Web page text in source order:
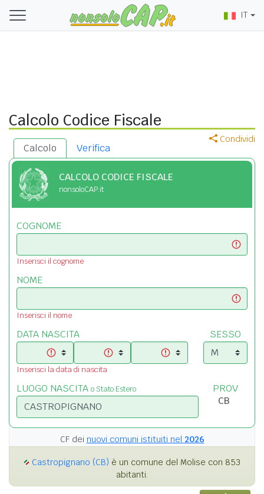
IT
Calcolo Codice Fiscale
Condividi
Calcolo Verifica
CALCOLO CODICE FISCALE
nonsoloCAP.it
COGNOME
Inserisci il cognome
NOME
Inserisci il nome
DATA NASCITA
Inserisci la data di nascita
SESSO
LUOGO NASCITA o Stato Estero PROV
CF dei nuovi comuni istituiti nel 2026
Castropignano (CB) è un comune del Molise con 853
abitanti.